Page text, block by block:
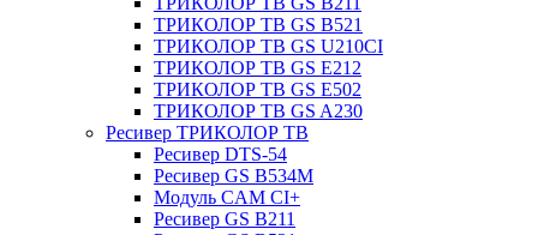
ТРИКОЛОР ТВ GS B521
ТРИКОЛОР ТВ GS U210CI
ТРИКОЛОР ТВ GS E212
ТРИКОЛОР ТВ GS E502
ТРИКОЛОР ТВ GS A230
Ресивер ТРИКОЛОР ТВ
Ресивер DTS-54
Ресивер GS B534M
Модуль CAM CI+
Ресивер GS B211